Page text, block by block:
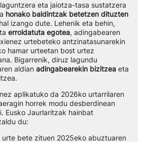
eta jaiotza-tasa sustatzera
honako baldintzak betetzen dituzten
izango dute. Lehenik eta behin,
erroldatuta egotea, adingabearen
urtebeteko antzinatasunarekin
hamar urteetan bost urtez
Bigarrenik, diruz lagundu
aldian adingabearekin bizitzea eta
aplikatuko da 2026ko urtarrilaren
horrek modu desberdinean
Eusko Jaurlaritzak hainbat
du:
urte bete zituen 2025eko abuztuaren